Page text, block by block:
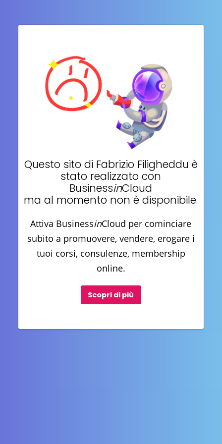
Questo sito di Fabrizio Filigheddu è
stato realizzato con
BusinessinCloud
ma al momento non è disponibile.
Attiva BusinessinCloud per cominciare
subito a promuovere, vendere, erogare i
tuoi corsi, consulenze, membership
online.
Scopri di più